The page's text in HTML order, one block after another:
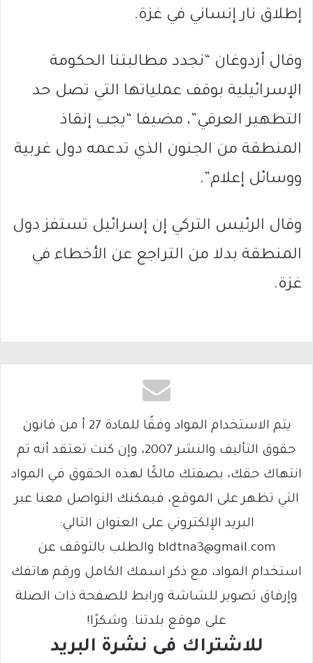
إطلاق نار إنساني في غزة.
وقال أردوغان “نجدد مطالبتنا الحكومة
الإسرائيلية بوقف عملياتها التي تصل حد
التطهير العرقي”، مضيفا “يجب إنقاذ
المنطقة من الجنون الذي تدعمه دول غربية
ووسائل إعلام”.
وقال الرئيس التركي إن إسرائيل تستفز دول
المنطقة بدلا من التراجع عن الأخطاء في
غزة.
يتم الاستخدام المواد وفقًا للمادة 27 أ من قانون
حقوق التأليف والنشر 2007، وإن كنت تعتقد أنه تم
انتهاك حقك، بصفتك مالكًا لهذه الحقوق في المواد
التي تظهر على الموقع، فيمكنك التواصل معنا عبر
البريد الإلكتروني على العنوان التالي:
bldtna3@gmail.com والطلب بالتوقف عن
استخدام المواد، مع ذكر اسمك الكامل ورقم هاتفك
وإرفاق تصوير للشاشة ورابط للصفحة ذات الصلة
على موقع بلدتنا. وشكرًا!
للاشتراك فى نشرة البريد